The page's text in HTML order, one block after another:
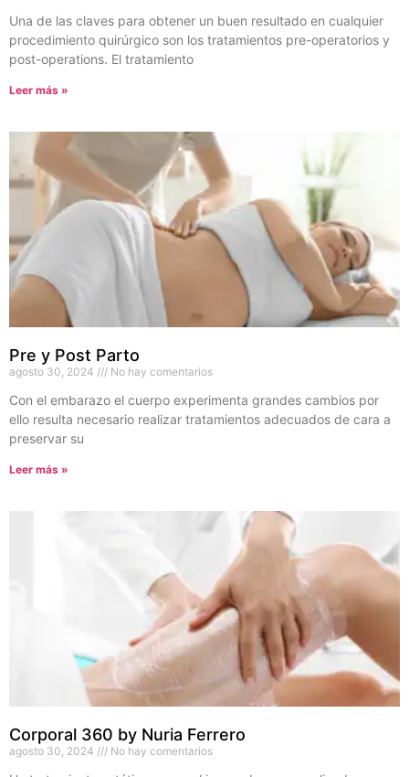
Una de las claves para obtener un buen resultado en cualquier
procedimiento quirúrgico son los tratamientos pre-operatorios y
post-operations. El tratamiento
Leer más »
Pre y Post Parto
agosto 30, 2024 No hay comentarios
Con el embarazo el cuerpo experimenta grandes cambios por
ello resulta necesario realizar tratamientos adecuados de cara a
preservar su
Leer más »
Corporal 360 by Nuria Ferrero
agosto 30, 2024 No hay comentarios